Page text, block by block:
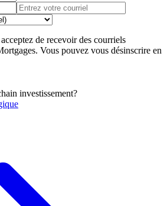
de recevoir des courriels
Vous pouvez vous désinscrire en
investissement?